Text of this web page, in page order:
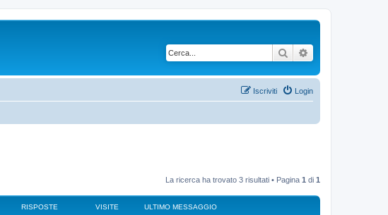
Cerca
Login
Iscriviti
La ricerca ha trovato 3 risultati • Pagina 1 di 1
RISPOSTE VISITE ULTIMO MESSAGGIO